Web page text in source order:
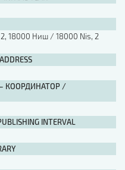
18000 Ниш / 18000 Nis, 2
КООРДИНАТОР /
INTERVAL